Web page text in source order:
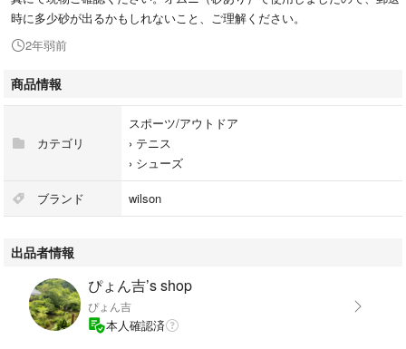
時に多少砂が出るかもしれないこと、ご理解ください。
2年弱前
商品情報
カテゴリ
スポーツ/アウトドア
› テニス
› シューズ
ブランド wilson
出品者情報
ぴょん吉’s shop
ぴょん吉
本人確認済